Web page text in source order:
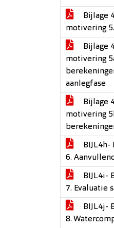
Bijlage
motivering
Bijlage
motivering
aanlegfase
Bijlage
motivering
6.
BIJL4i-
7. Evaluatie
BIJL4j-
8.